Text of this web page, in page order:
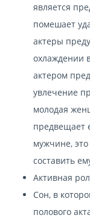
является
помешает
актеры
охлаждении
актером
увлечение
молодая
предвещает
мужчине, это
составить
Активная
Сон, в
полового